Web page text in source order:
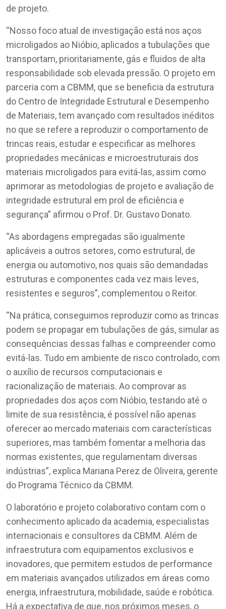
de projeto.
“Nosso foco atual de investigação está nos aços
microligados ao Nióbio, aplicados a tubulações que
transportam, prioritariamente, gás e fluidos de alta
responsabilidade sob elevada pressão. O projeto em
parceria com a CBMM, que se beneficia da estrutura
do Centro de Integridade Estrutural e Desempenho
de Materiais, tem avançado com resultados inéditos
no que se refere a reproduzir o comportamento de
trincas reais, estudar e especificar as melhores
propriedades mecânicas e microestruturais dos
materiais microligados para evitá-las, assim como
aprimorar as metodologias de projeto e avaliação de
integridade estrutural em prol de eficiência e
segurança” afirmou o Prof. Dr. Gustavo Donato.
“As abordagens empregadas são igualmente
aplicáveis a outros setores, como estrutural, de
energia ou automotivo, nos quais são demandadas
estruturas e componentes cada vez mais leves,
resistentes e seguros”, complementou o Reitor.
“Na prática, conseguimos reproduzir como as trincas
podem se propagar em tubulações de gás, simular as
consequências dessas falhas e compreender como
evitá-las. Tudo em ambiente de risco controlado, com
o auxílio de recursos computacionais e
racionalização de materiais. Ao comprovar as
propriedades dos aços com Nióbio, testando até o
limite de sua resistência, é possível não apenas
oferecer ao mercado materiais com características
superiores, mas também fomentar a melhoria das
normas existentes, que regulamentam diversas
indústrias”, explica Mariana Perez de Oliveira, gerente
do Programa Técnico da CBMM.
O laboratório e projeto colaborativo contam com o
conhecimento aplicado da academia, especialistas
internacionais e consultores da CBMM. Além de
infraestrutura com equipamentos exclusivos e
inovadores, que permitem estudos de performance
em materiais avançados utilizados em áreas como
energia, infraestrutura, mobilidade, saúde e robótica.
Há a expectativa de que, nos próximos meses, o